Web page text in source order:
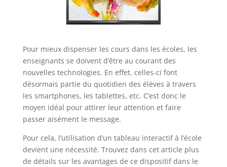
Pour mieux dispenser les cours dans les écoles, les
enseignants se doivent d’être au courant des
nouvelles technologies. En effet, celles-ci font
désormais partie du quotidien des élèves à travers
les smartphones, les tablettes, etc. C’est donc le
moyen idéal pour attirer leur attention et faire
passer aisément le message.
Pour cela, l’utilisation d’un tableau interactif à l’école
devient une nécessité. Trouvez dans cet article plus
de détails sur les avantages de ce dispositif dans le